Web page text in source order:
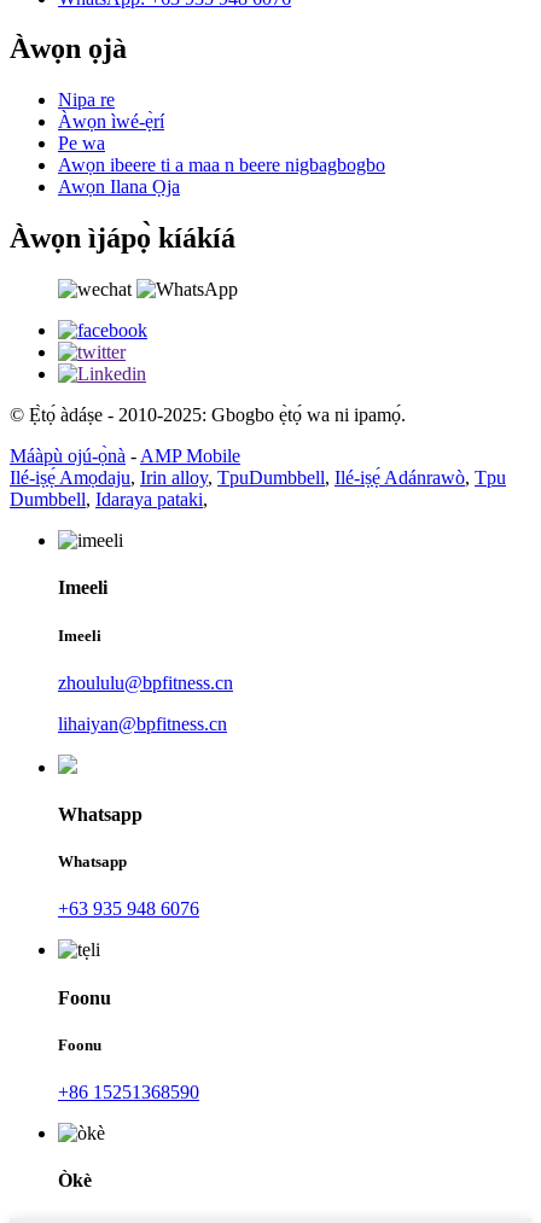
Àwọn ọjà
Nipa re
Àwọn ìwé-ẹ̀rí
Pe wa
Awọn ibeere ti a maa n beere nigbagbogbo
Awọn Ilana Ọja
Àwọn ìjápọ̀ kíákíá
© Ẹ̀tọ́ àdáṣe - 2010-2025: Gbogbo ẹ̀tọ́ wa ni ipamọ́.
Máàpù ojú-ọ̀nà - AMP Mobile
Ilé-iṣẹ́ Amọdaju, Irin alloy, TpuDumbbell, Ilé-iṣẹ́ Adánrawò, Tpu
Dumbbell, Idaraya pataki,
Imeeli
Imeeli
zhoululu@bpfitness.cn
lihaiyan@bpfitness.cn
Whatsapp
Whatsapp
+63 935 948 6076
Foonu
Foonu
+86 15251368590
Òkè